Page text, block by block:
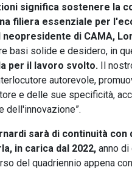
significa sostenere la
filiera essenziale per
di CAMA,
basi solide e desidero, in
per il lavoro svolto. Il
autorevole,
e delle sue specificità,
dell'innovazione”.
sarà di continuità
in carica dal 2022, anno
del quadriennio appena